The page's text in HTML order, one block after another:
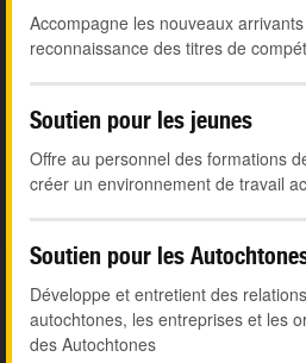
Accompagne les nouveaux
reconnaissance des titres de
Soutien pour les jeunes
Offre au personnel des formations
créer un environnement de travail
Soutien pour les
Développe et entretient des
autochtones, les entreprises et les
des Autochtones